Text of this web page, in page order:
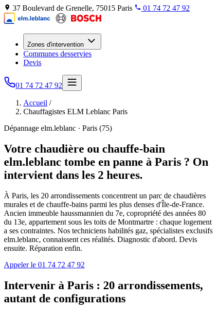
37 Boulevard de Grenelle, 75015 Paris 01 74 72 47 92
Zones d'intervention
Communes desservies
Devis
01 74 72 47 92
Accueil /
Chauffagistes ELM Leblanc Paris
Dépannage elm.leblanc · Paris (75)
Votre chaudière ou chauffe-bain
elm.leblanc tombe en panne à Paris ? On
intervient dans les 2 heures.
À Paris, les 20 arrondissements concentrent un parc de chaudières
murales et de chauffe-bains parmi les plus denses d'Île-de-France.
Ancien immeuble haussmannien du 7e, copropriété des années 80
du 13e, appartement sous les toits de Montmartre : chaque logement
a ses contraintes. Nos techniciens habilités gaz, spécialistes exclusifs
elm.leblanc, connaissent ces réalités. Diagnostic d'abord. Devis
ensuite. Réparation enfin.
Appeler le 01 74 72 47 92
Intervenir à Paris : 20 arrondissements,
autant de configurations